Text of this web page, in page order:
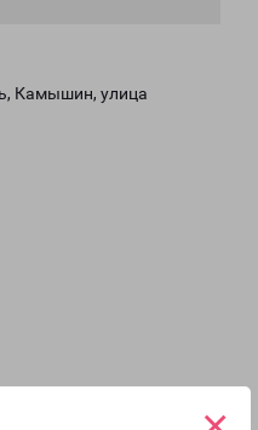
Камышин, улица